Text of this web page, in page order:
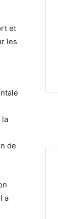
et
les
la
de
a